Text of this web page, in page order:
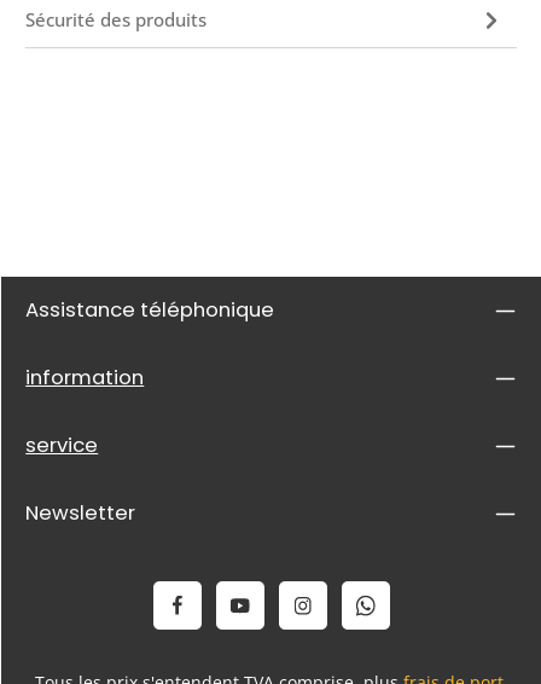
Sécurité des produits
Assistance téléphonique
information
service
Newsletter